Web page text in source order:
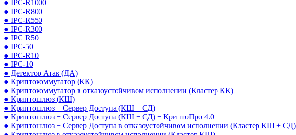
● IPC-R1000
● IPC-R800
● IPC-R550
● IPC-R300
● IPC-R50
● IPC-50
● IPC-R10
● IPC-10
● Детектор Атак (ДА)
● Криптокоммутатор (КК)
● Криптокоммутатор в отказоустойчивом исполнении (Кластер КК)
● Криптошлюз (КШ)
● Криптошлюз + Сервер Доступа (КШ + СД)
● Криптошлюз + Сервер Доступа (КШ + СД) + КриптоПро 4.0
● Криптошлюз + Сервер Доступа в отказоустойчивом исполнении (Кластер КШ + СД)